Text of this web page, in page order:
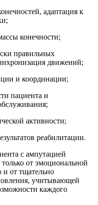
адаптация к
конечности;
правильных
движений;
и координации;
пациента и
активности;
реабилитации.
с ампутацией
от эмоциональной
и от тщательно
учитывающей
каждого